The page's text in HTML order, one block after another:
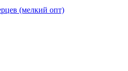
(мелкий опт)